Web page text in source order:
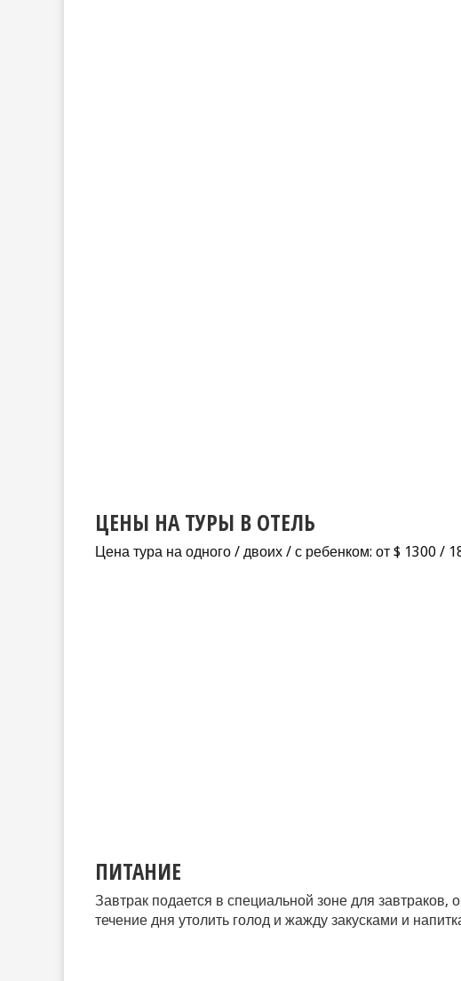
ЦЕНЫ НА ТУРЫ В ОТЕЛЬ
Цена тура на одного / двоих / с ребенком: от $ 1300 /
ПИТАНИЕ
Завтрак подается в специальной зоне для
течение дня утолить голод и жажду закусками и